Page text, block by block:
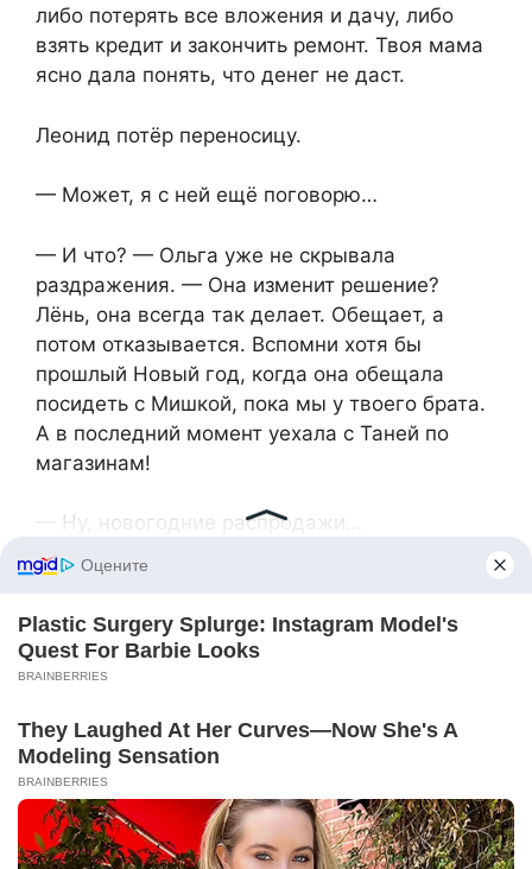
либо потерять все вложения и дачу, либо
взять кредит и закончить ремонт. Твоя мама
ясно дала понять, что денег не даст.
Леонид потёр переносицу.
— Может, я с ней ещё поговорю…
— И что? — Ольга уже не скрывала
раздражения. — Она изменит решение?
Лёнь, она всегда так делает. Обещает, а
потом отказывается. Вспомни хотя бы
прошлый Новый год, когда она обещала
посидеть с Мишкой, пока мы у твоего брата.
А в последний момент уехала с Таней по
магазинам!
— Ну, новогодние распродажи…
— Лёнь! — Ольга всплеснула руками. — Ты
опять её оправдываешь! Это же не мелочь,
не забытый день рождения! Это большие
деньги, которые она обещала дать на ремонт
Леонид поднял руки в примирительном
жесте.
— Хорошо, хорошо. Завтра возьмём кредит.